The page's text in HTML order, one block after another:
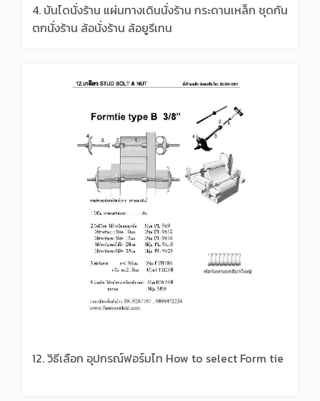
4. บันไดนั่งร้าน แผ่นทางเดินนั่งร้าน กระดานเหล็ก ชุดกัน
ตกนั่งร้าน ล้อนั่งร้าน ล้อยูรีเทน
12. วิธีเลือก อุปกรณ์ฟอร์มไท How to select Form tie